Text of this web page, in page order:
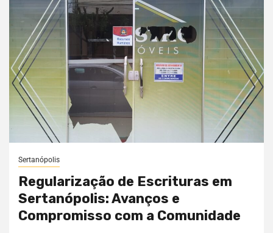
Sertanópolis
Regularização de Escrituras em
Sertanópolis: Avanços e
Compromisso com a Comunidade